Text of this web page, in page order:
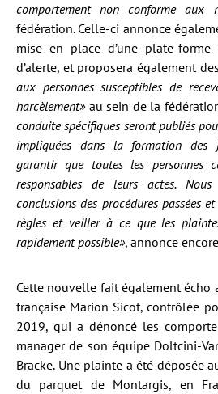
comportement non conforme aux
fédération. Celle-ci annonce
mise en place d’une plate-forme
d’alerte, et proposera également
aux personnes susceptibles de
harcèlement»au sein de la
conduite spécifiques seront publiés
impliquées dans la formation des
garantir que toutes les personnes
responsables de leurs actes.
conclusions des procédures passées
règles et veiller à ce que les
rapidement possible», annonce
Cette nouvelle fait également écho
française Marion Sicot, contrôlée
2019, qui a dénoncé les
manager de son équipe Doltcini-
Bracke. Une plainte a été déposée
du parquet de Montargis, en